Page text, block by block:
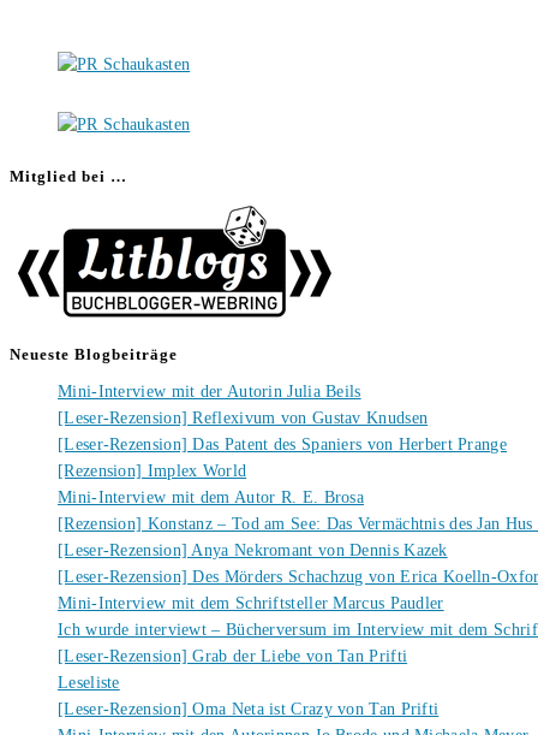
Mitglied bei …
Neueste Blogbeiträge
Mini-Interview mit der Autorin Julia Beils
[Leser-Rezension] Reflexivum von Gustav Knudsen
[Leser-Rezension] Das Patent des Spaniers von Herbert Prange
[Rezension] Implex World
Mini-Interview mit dem Autor R. E. Brosa
[Rezension] Konstanz – Tod am See: Das Vermächtnis des Jan
[Leser-Rezension] Anya Nekromant von Dennis Kazek
[Leser-Rezension] Des Mörders Schachzug von Erica Koelln-
Mini-Interview mit dem Schriftsteller Marcus Paudler
Ich wurde interviewt – Bücherversum im Interview mit dem
[Leser-Rezension] Grab der Liebe von Tan Prifti
Leseliste
[Leser-Rezension] Oma Neta ist Crazy von Tan Prifti